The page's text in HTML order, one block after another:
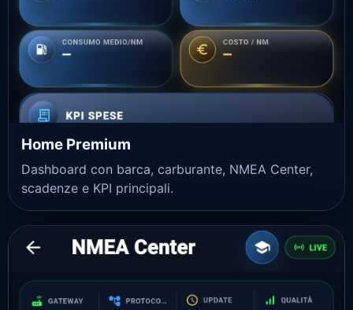
Home Premium
Dashboard con barca, carburante, NMEA Center,
scadenze e KPI principali.